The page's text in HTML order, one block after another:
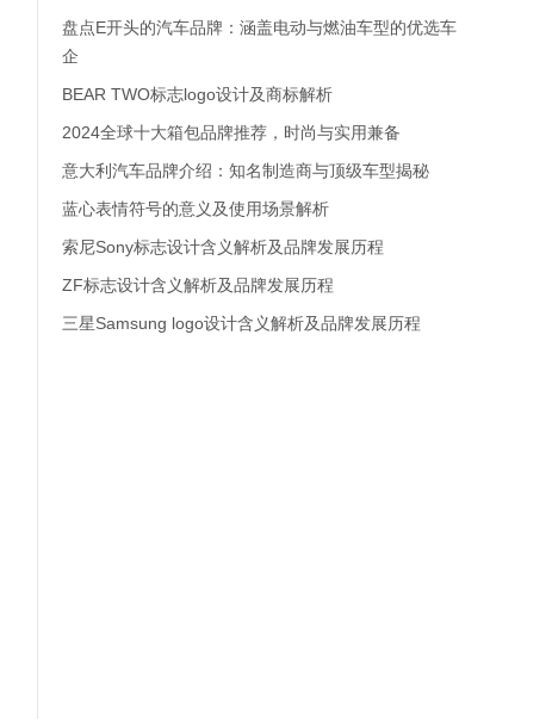
盘点E开头的汽车品牌：涵盖电动与燃油车型的优选车
企
BEAR TWO标志logo设计及商标解析
2024全球十大箱包品牌推荐，时尚与实用兼备
意大利汽车品牌介绍：知名制造商与顶级车型揭秘
蓝心表情符号的意义及使用场景解析
索尼Sony标志设计含义解析及品牌发展历程
ZF标志设计含义解析及品牌发展历程
三星Samsung logo设计含义解析及品牌发展历程